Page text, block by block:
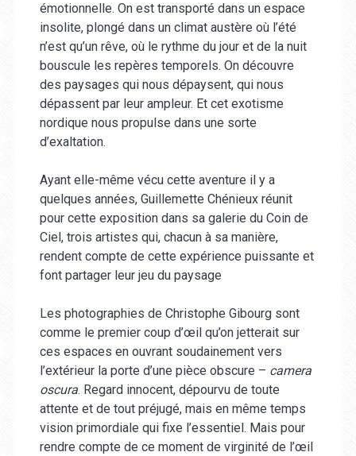
émotionnelle. On est transporté dans un espace
insolite, plongé dans un climat austère où l’été
n’est qu’un rêve, où le rythme du jour et de la nuit
bouscule les repères temporels. On découvre
des paysages qui nous dépaysent, qui nous
dépassent par leur ampleur. Et cet exotisme
nordique nous propulse dans une sorte
d’exaltation.
Ayant elle-même vécu cette aventure il y a
quelques années, Guillemette Chénieux réunit
pour cette exposition dans sa galerie du Coin de
Ciel, trois artistes qui, chacun à sa manière,
rendent compte de cette expérience puissante et
font partager leur jeu du paysage
Les photographies de Christophe Gibourg sont
comme le premier coup d’œil qu’on jetterait sur
ces espaces en ouvrant soudainement vers
l’extérieur la porte d’une pièce obscure – camera
oscura. Regard innocent, dépourvu de toute
attente et de tout préjugé, mais en même temps
vision primordiale qui fixe l’essentiel. Mais pour
rendre compte de ce moment de virginité de l’œil